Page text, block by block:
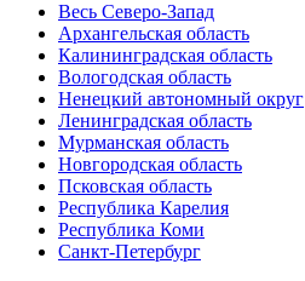
Весь Северо-Запад
Архангельская область
Калининградская область
Вологодская область
Ненецкий автономный округ
Ленинградская область
Мурманская область
Новгородская область
Псковская область
Республика Карелия
Республика Коми
Санкт-Петербург